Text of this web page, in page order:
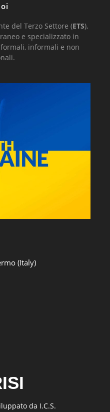
del Terzo Settore (ETS),
e specializzato in
informali e non
(Italy)
da I.C.S.